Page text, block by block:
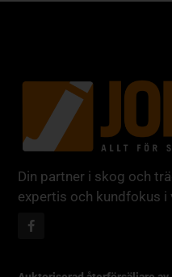
Din partner i skog och
expertis och kundfokus i